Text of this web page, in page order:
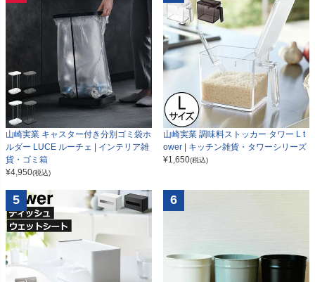
山崎実業 キャスター付き分別ゴミ袋ホ
ルダー LUCE ルーチェ | インテリア雑
貨・ゴミ箱
¥4,950(税込)
山崎実業 調味料ストッカー タワー L t
ower | キッチン雑貨・タワーシリーズ
¥1,650(税込)
5 6